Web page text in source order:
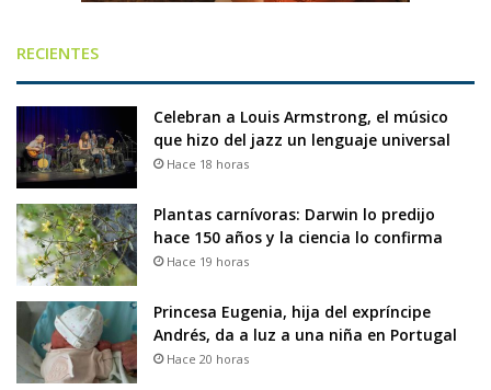
RECIENTES
Celebran a Louis Armstrong, el músico
que hizo del jazz un lenguaje universal
Hace 18 horas
Plantas carnívoras: Darwin lo predijo
hace 150 años y la ciencia lo confirma
Hace 19 horas
Princesa Eugenia, hija del expríncipe
Andrés, da a luz a una niña en Portugal
Hace 20 horas